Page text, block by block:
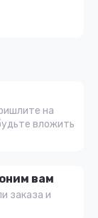
на
вложить
вам
заказа и